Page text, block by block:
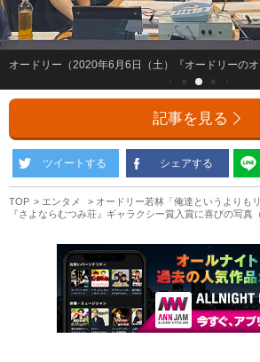
オードリー（2020年6月6日（土）『オードリーのオ
記事を見る
ツイートする シェアする
TOP エンタメ
オードリー若林「俺達というよりも
『さよならむつみ荘』ギャラクシー賞入賞に喜びの写真（